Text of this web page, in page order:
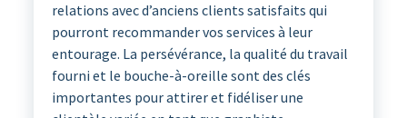
relations avec d’anciens clients satisfaits qui
pourront recommander vos services à leur
entourage. La persévérance, la qualité du travail
fourni et le bouche-à-oreille sont des clés
importantes pour attirer et fidéliser une